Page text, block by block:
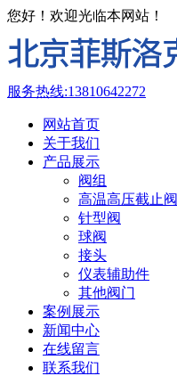
您好！欢迎光临本网站！
服务热线:13810642272
网站首页
关于我们
产品展示
阀组
高温高压截止阀
针型阀
球阀
接头
仪表辅助件
其他阀门
案例展示
新闻中心
在线留言
联系我们